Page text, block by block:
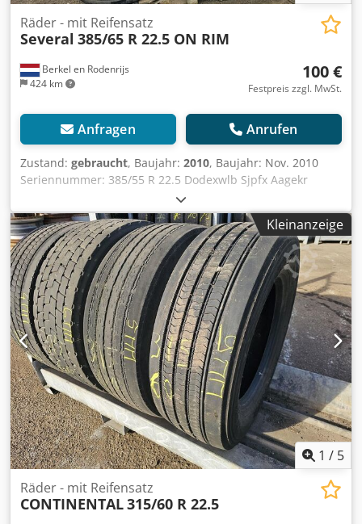
Berkel en Rodenrijs
424 km
Räder - mit Reifensatz
Several 385/65 R 22.5 ON RIM
100 €
Festpreis zzgl. MwSt.
Anfragen Anrufen
Zustand: gebraucht, Baujahr: 2010, Baujahr: Nov. 2010
Seriennummer: 385/55 R 22.5 Dodexwlb Sjpfx Aagekr
GEBRAUCHTE ANHÄNGERREIFEN 385/55 R 22.5 AUF FELGE,
4/5 MM PROFILTIEFE
Kleinanzeige
1 / 5
Räder - mit Reifensatz
CONTINENTAL315/60 R 22.5